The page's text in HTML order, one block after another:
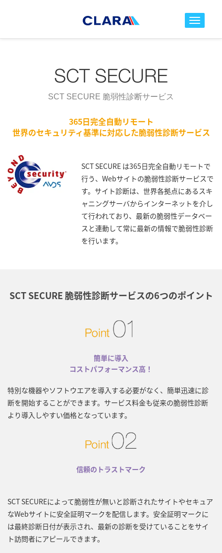
toggle
SCT SECURE 脆弱性診断サービス
365日完全自動リモート
世界のセキュリティ基準に対応した脆弱性診断サービス
SCT SECURE は365日完全自動リモートで
行う、Webサイトの脆弱性診断サービスで
す。サイト診断は、世界各拠点にあるスキ
ャニングサーバからインターネットを介し
て行われており、最新の脆弱性データベー
スと連動して常に最新の情報で脆弱性診断
を行います。
SCT SECURE 脆弱性診断サービスの6つのポイント
簡単に導入
コストパフォーマンス高！
特別な機器やソフトウエアを導入する必要がなく、簡単迅速に診
断を開始することができます。サービス料金も従来の脆弱性診断
より導入しやすい価格となっています。
信頼のトラストマーク
SCT SECUREによって脆弱性が無いと診断されたサイトやセキュア
なWebサイトに安全証明マークを配信します。安全証明マークに
は最終診断日付が表示され、最新の診断を受けていることをサイ
ト訪問者にアピールできます。